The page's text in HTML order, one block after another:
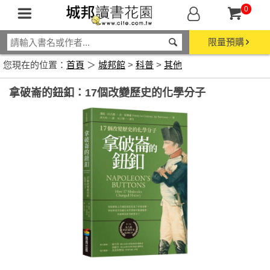
0
限量預購
您現在的位置： 首頁 ＞ 城邦館 > 科普 > 其他
拿破崙的鈕釦：17個改變歷史的化學分子